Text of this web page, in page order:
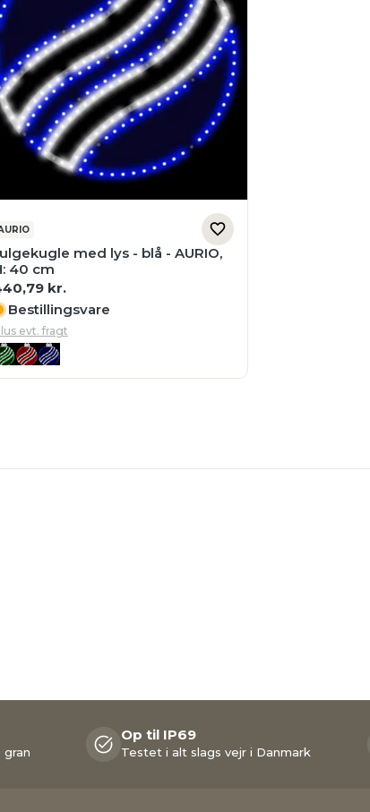
med lys - blå - AURIO,
40 cm
kr.
Bestillingsvare
evt. fragt
Op til IP69
Testet i alt slags vejr i Danmark